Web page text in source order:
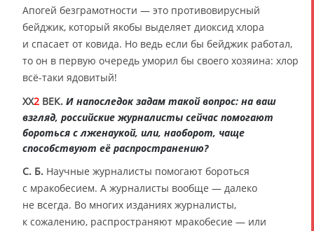
Апогей безграмотности — это противовирусный
бейджик, который якобы выделяет диоксид хлора
и спасает от ковида. Но ведь если бы бейджик работал,
то он в первую очередь уморил бы своего хозяина: хлор
всё-таки ядовитый!
XX2 ВЕК. И напоследок задам такой вопрос: на ваш
взгляд, российские журналисты сейчас помогают
бороться с лженаукой, или, наоборот, чаще
способствуют её распространению?
С. Б. Научные журналисты помогают бороться
с мракобесием. А журналисты вообще — далеко
не всегда. Во многих изданиях журналисты,
к сожалению, распространяют мракобесие — или